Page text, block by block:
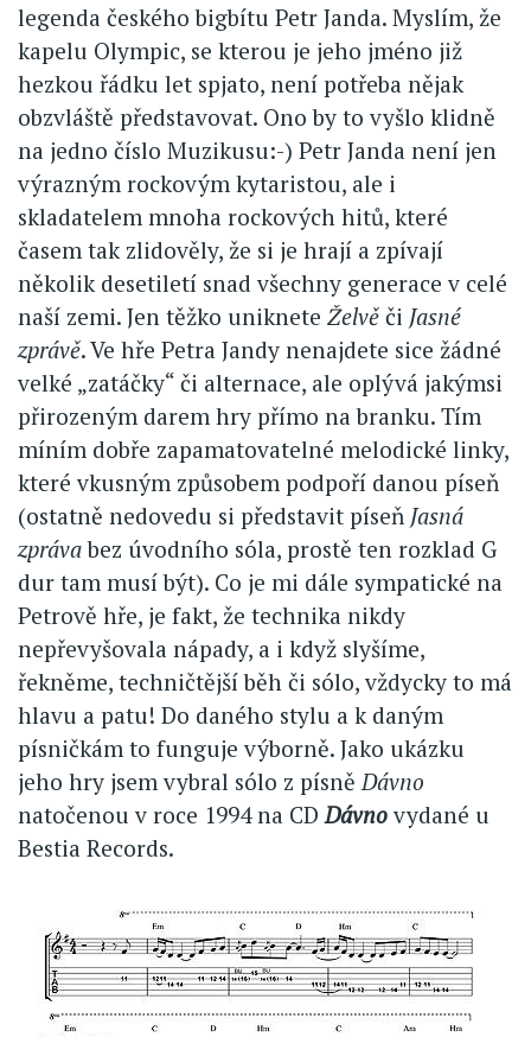
legenda českého bigbítu Petr Janda. Myslím, že
kapelu Olympic, se kterou je jeho jméno již
hezkou řádku let spjato, není potřeba nějak
obzvláště představovat. Ono by to vyšlo klidně
na jedno číslo Muzikusu:-) Petr Janda není jen
výrazným rockovým kytaristou, ale i
skladatelem mnoha rockových hitů, které
časem tak zlidověly, že si je hrají a zpívají
několik desetiletí snad všechny generace v celé
naší zemi. Jen těžko uniknete Želvě či Jasné
zprávě. Ve hře Petra Jandy nenajdete sice žádné
velké „zatáčky“ či alternace, ale oplývá jakýmsi
přirozeným darem hry přímo na branku. Tím
míním dobře zapamatovatelné melodické linky,
které vkusným způsobem podpoří danou píseň
(ostatně nedovedu si představit píseň Jasná
zprávabez úvodního sóla, prostě ten rozklad G
dur tam musí být). Co je mi dále sympatické na
Petrově hře, je fakt, že technika nikdy
nepřevyšovala nápady, a i když slyšíme,
řekněme, techničtější běh či sólo, vždycky to má
hlavu a patu! Do daného stylu a k daným
písničkám to funguje výborně. Jako ukázku
jeho hry jsem vybral sólo z písně Dávno
natočenou v roce 1994 na CD Dávno vydané u
Bestia Records.